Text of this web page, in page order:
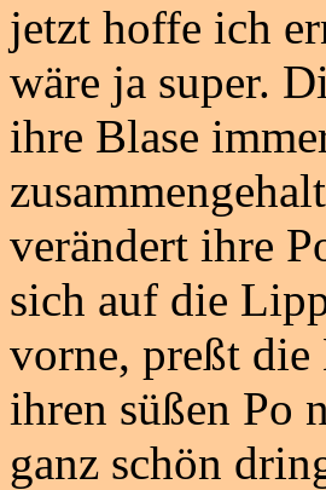
jetzt hoffe ich
wäre ja super.
ihre Blase
verändert ihre
sich auf die
vorne, preßt die
ihren süßen Po
ganz schön